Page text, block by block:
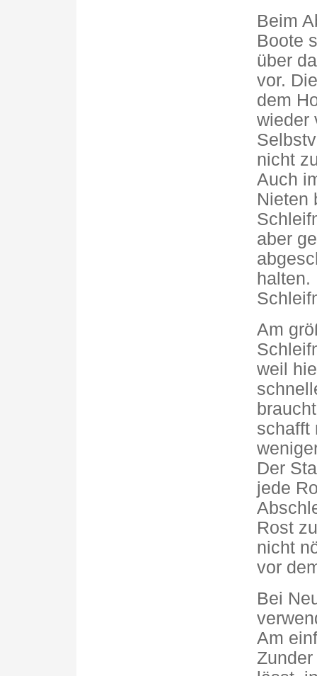
Beim
Boote
über
vor.
dem
wieder
nicht
Auch
Nieten
aber
halten.
Am
weil
schafft
Der
jede
Rost
nicht
vor
Bei
Am